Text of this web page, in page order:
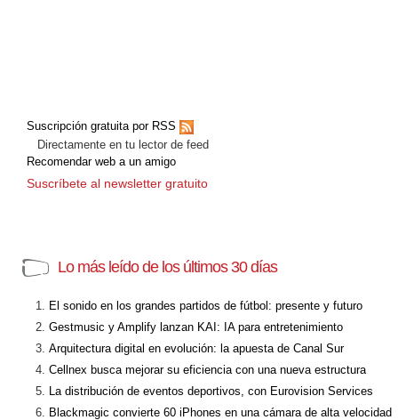
Suscripción gratuita por RSS
Directamente en tu lector de feed
Recomendar web a un amigo
Suscríbete al newsletter gratuito
Lo más leído de los últimos 30 días
El sonido en los grandes partidos de fútbol: presente y futuro
Gestmusic y Amplify lanzan KAI: IA para entretenimiento
Arquitectura digital en evolución: la apuesta de Canal Sur
Cellnex busca mejorar su eficiencia con una nueva estructura
La distribución de eventos deportivos, con Eurovision Services
Blackmagic convierte 60 iPhones en una cámara de alta velocidad